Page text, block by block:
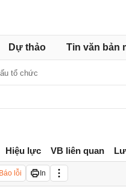
Dự thảo Tin văn bản
tổ chức
Hiệu lực VB liên quan
Báo lỗi In